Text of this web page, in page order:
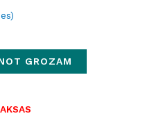
GROZAM